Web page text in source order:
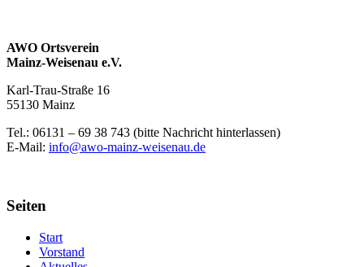
AWO Ortsverein
Mainz-Weisenau e.V.
Karl-Trau-Straße 16
55130 Mainz
Tel.: 06131 – 69 38 743 (bitte Nachricht hinterlassen)
E-Mail: info@awo-mainz-weisenau.de
Seiten
Start
Vorstand